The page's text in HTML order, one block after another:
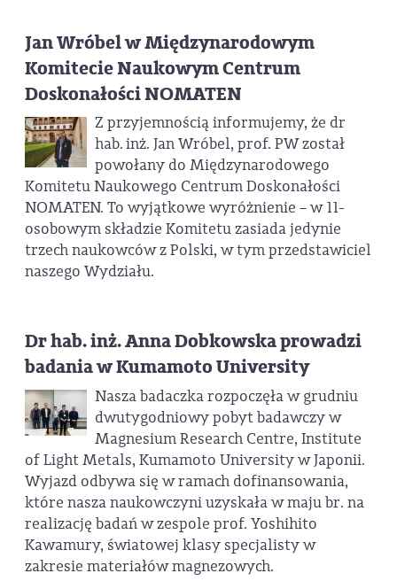
Jan Wróbel w Międzynarodowym
Komitecie Naukowym Centrum
Doskonałości NOMATEN
Z przyjemnością informujemy, że dr
hab. inż. Jan Wróbel, prof. PW został
powołany do Międzynarodowego
Komitetu Naukowego Centrum Doskonałości
NOMATEN. To wyjątkowe wyróżnienie – w 11-
osobowym składzie Komitetu zasiada jedynie
trzech naukowców z Polski, w tym przedstawiciel
naszego Wydziału.
Dr hab. inż. Anna Dobkowska prowadzi
badania w Kumamoto University
Nasza badaczka rozpoczęła w grudniu
dwutygodniowy pobyt badawczy w
Magnesium Research Centre, Institute
of Light Metals, Kumamoto University w Japonii.
Wyjazd odbywa się w ramach dofinansowania,
które nasza naukowczyni uzyskała w maju br. na
realizację badań w zespole prof. Yoshihito
Kawamury, światowej klasy specjalisty w
zakresie materiałów magnezowych.